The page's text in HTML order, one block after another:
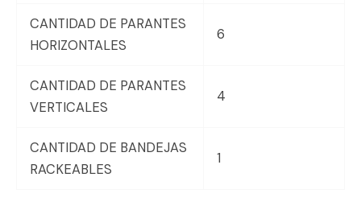
CANTIDAD DE PARANTES
HORIZONTALES
6
CANTIDAD DE PARANTES
VERTICALES
4
CANTIDAD DE BANDEJAS
RACKEABLES
1